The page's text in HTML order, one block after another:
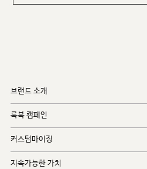
브랜드 소개
룩북 캠페인
커스텀마이징
지속가능한 가치